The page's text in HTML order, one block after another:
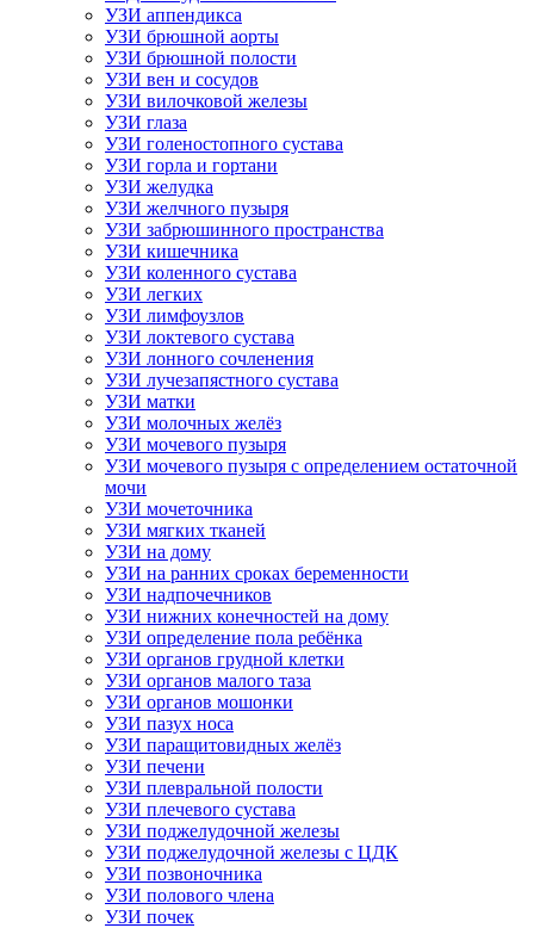
УЗИ аппендикса
УЗИ брюшной аорты
УЗИ брюшной полости
УЗИ вен и сосудов
УЗИ вилочковой железы
УЗИ глаза
УЗИ голеностопного сустава
УЗИ горла и гортани
УЗИ желудка
УЗИ желчного пузыря
УЗИ забрюшинного пространства
УЗИ кишечника
УЗИ коленного сустава
УЗИ легких
УЗИ лимфоузлов
УЗИ локтевого сустава
УЗИ лонного сочленения
УЗИ лучезапястного сустава
УЗИ матки
УЗИ молочных желёз
УЗИ мочевого пузыря
УЗИ мочевого пузыря с определением остаточной
мочи
УЗИ мочеточника
УЗИ мягких тканей
УЗИ на дому
УЗИ на ранних сроках беременности
УЗИ надпочечников
УЗИ нижних конечностей на дому
УЗИ определение пола ребёнка
УЗИ органов грудной клетки
УЗИ органов малого таза
УЗИ органов мошонки
УЗИ пазух носа
УЗИ паращитовидных желёз
УЗИ печени
УЗИ плевральной полости
УЗИ плечевого сустава
УЗИ поджелудочной железы
УЗИ поджелудочной железы с ЦДК
УЗИ позвоночника
УЗИ полового члена
УЗИ почек